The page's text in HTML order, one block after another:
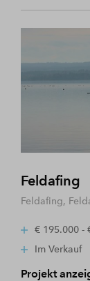
Feldafing
Feldafing,
€ 195.000 -
Im Verkauf
Projekt